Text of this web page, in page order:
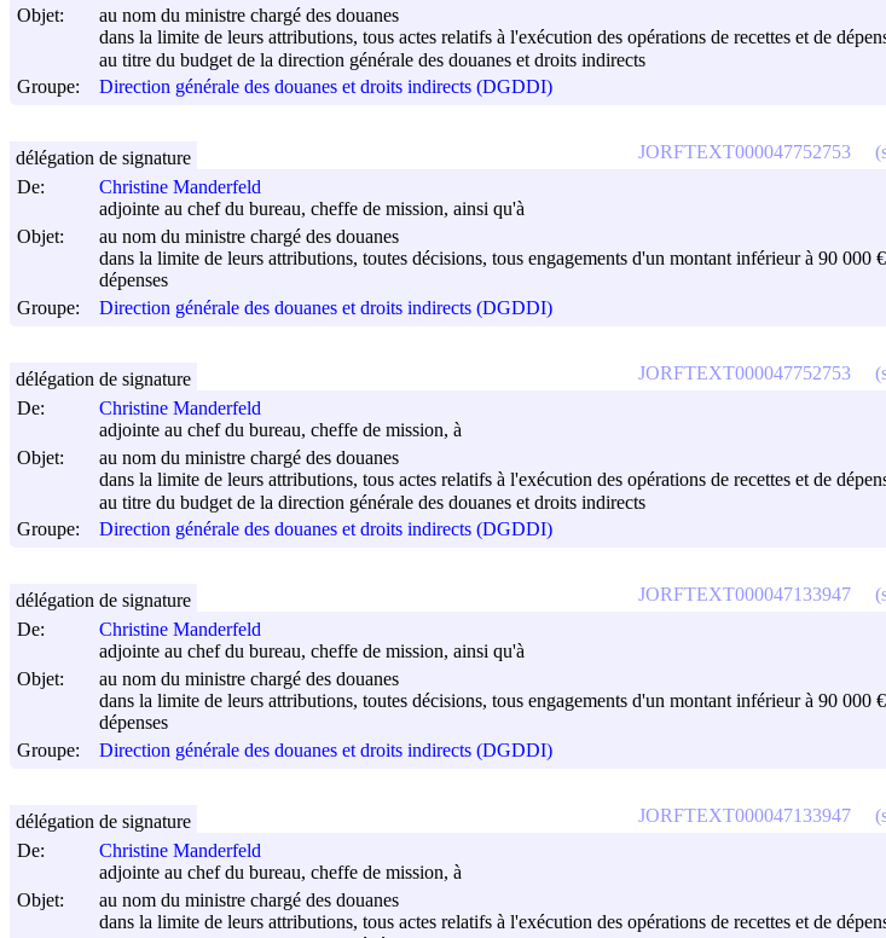
Objet:
au nom du ministre chargé des douanes
dans la limite de leurs attributions, tous actes relatifs à l'exécution des opérations de recettes et de
au titre du budget de la direction générale des douanes et droits indirects
Groupe:
Direction générale des douanes et droits indirects (DGDDI)
De:
Christine Manderfeld
adjointe au chef du bureau, cheffe de mission, ainsi qu'à
Objet:
au nom du ministre chargé des douanes
dans la limite de leurs attributions, toutes décisions, tous engagements d'un montant inférieur à 90 000
dépenses
Groupe:
Direction générale des douanes et droits indirects (DGDDI)
JORFTEXT000047752753
délégation de signature
De:
Christine Manderfeld
adjointe au chef du bureau, cheffe de mission, à
Objet:
au nom du ministre chargé des douanes
dans la limite de leurs attributions, tous actes relatifs à l'exécution des opérations de recettes et de
au titre du budget de la direction générale des douanes et droits indirects
Groupe:
Direction générale des douanes et droits indirects (DGDDI)
JORFTEXT000047752753
délégation de signature
De:
Christine Manderfeld
adjointe au chef du bureau, cheffe de mission, ainsi qu'à
Objet:
au nom du ministre chargé des douanes
dans la limite de leurs attributions, toutes décisions, tous engagements d'un montant inférieur à 90 000
dépenses
Groupe:
Direction générale des douanes et droits indirects (DGDDI)
JORFTEXT000047133947
délégation de signature
De:
Christine Manderfeld
adjointe au chef du bureau, cheffe de mission, à
Objet:
au nom du ministre chargé des douanes
dans la limite de leurs attributions, tous actes relatifs à l'exécution des opérations de recettes et de
JORFTEXT000047133947
délégation de signature